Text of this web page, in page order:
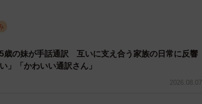
、教室の子どもたちだったという ※画像はイメージです
重すぎる」
で離職するケースは珍しくありません。職場の人間
さなど、複数の要因が重なって心が折れていくことが
歳の妹が手話通訳 互いに支え合う家族の日常に反響
」「かわいい通訳さん」
2026.08.07